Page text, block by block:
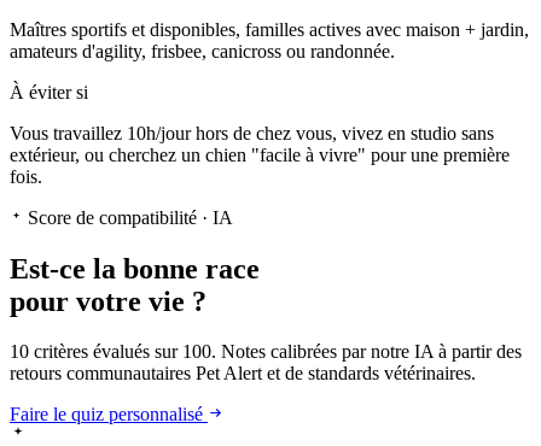
Maîtres sportifs et disponibles, familles actives avec maison + jardin,
amateurs d'agility, frisbee, canicross ou randonnée.
À éviter si
Vous travaillez 10h/jour hors de chez vous, vivez en studio sans
extérieur, ou cherchez un chien "facile à vivre" pour une première
fois.
Score de compatibilité · IA
Est-ce la bonne race
pour votre vie ?
10 critères évalués sur 100. Notes calibrées par notre IA à partir des
retours communautaires Pet Alert et de standards vétérinaires.
Faire le quiz personnalisé